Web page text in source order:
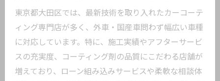
東京都大田区では、最新技術を取り入れたカーコーテ
ィング専門店が多く、外車・国産車問わず幅広い車種
に対応しています。特に、施工実績やアフターサービ
スの充実度、コーティング剤の品質にこだわる店舗が
増えており、ローン組み込みサービスや柔軟な相談体